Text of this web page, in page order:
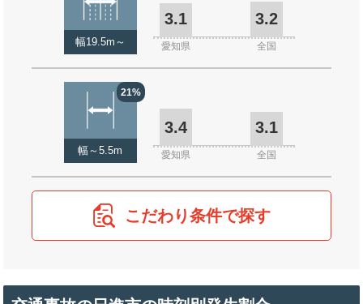
幅19.5m～
3.1 3.2
愛知県 全国
21%
幅～5.5m
3.4 3.1
愛知県 全国
こだわり条件で探す